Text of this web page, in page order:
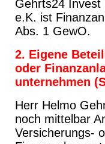
Gehrts24 Invest
e.K. ist
Abs. 1 GewO.
2. Eigene
oder
unternehmen
Herr Helmo
noch mittelbar
Versicherungs-